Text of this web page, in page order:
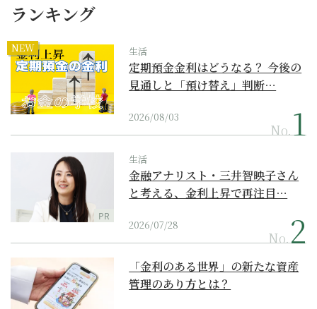
ランキング
NEW 生活
定期預金金利はどうなる？ 今後の
見通しと「預け替え」判断…
2026/08/03
No.
PR
生活
金融アナリスト・三井智映子さん
と考える、金利上昇で再注目…
2026/07/28
No.
「金利のある世界」の新たな資産
管理のあり方とは？